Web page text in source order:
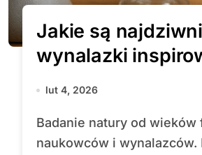
Jakie są
wynalazki
naturą?
lut 4, 2026
Badanie natury od wieków fascynuje
naukowców i wynalazców.